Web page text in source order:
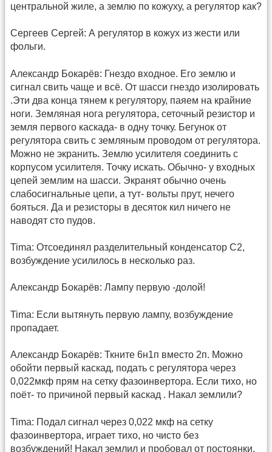
центральной жиле, а землю по кожуху, а регулятор как?
Сергеев Сергей: А регулятор в кожух из жести или
фольги.
Александр Бокарёв: Гнездо входное. Его землю и
сигнал свить чаще и всё. От шасси гнездо изолировать
.Эти два конца тянем к регулятору, паяем на крайние
ноги. Земляная нога регулятора, сеточный резистор и
земля первого каскада- в одну точку. Бегунок от
регулятора свить с земляным проводом от регулятора.
Можно не экранить. Землю усилителя соединить с
корпусом усилителя. Точку искать. Обычно- у входных
цепей землим на шасси. Экранят обычно очень
слабосигнальные цепи, а тут- вольты прут, нечего
бояться. Да и резисторы в десяток кил ничего не
наводят сто пудов.
Tima: Отсоединял разделительный конденсатор C2,
возбуждение усилилось в несколько раз.
Александр Бокарёв: Лампу первую -долой!
Tima: Если вытянуть первую лампу, возбуждение
пропадает.
Александр Бокарёв: Ткните 6н1п вместо 2п. Можно
обойти первый каскад, подать с регулятора через
0,022мкф прям на сетку фазоинвертора. Если тихо, но
поёт- то причиной первый каскад . Накал землили?
Tima: Подал сигнал через 0,022 мкф на сетку
фазоинвертора, играет тихо, но чисто без
возбуждений! Накал землил и пробовал от постоянки,